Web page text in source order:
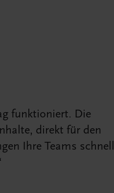
funktioniert. Die
direkt für den
Ihre Teams schnell